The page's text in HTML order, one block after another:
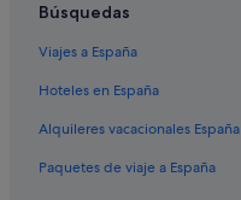
Búsquedas
Viajes a España
Hoteles en España
Alquileres vacacionales España
Paquetes de viaje a España